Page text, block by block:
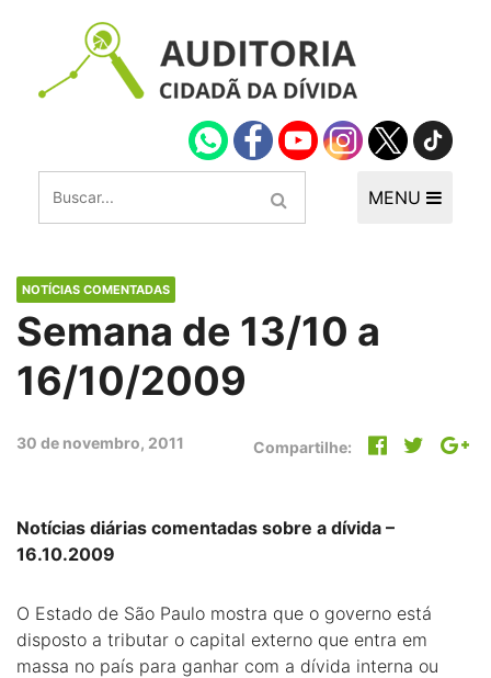
MENU
NOTÍCIAS COMENTADAS
Semana de 13/10 a
16/10/2009
30 de novembro, 2011 Compartilhe:
Notícias diárias comentadas sobre a dívida –
16.10.2009
O Estado de São Paulo mostra que o governo está
disposto a tributar o capital externo que entra em
massa no país para ganhar com a dívida interna ou